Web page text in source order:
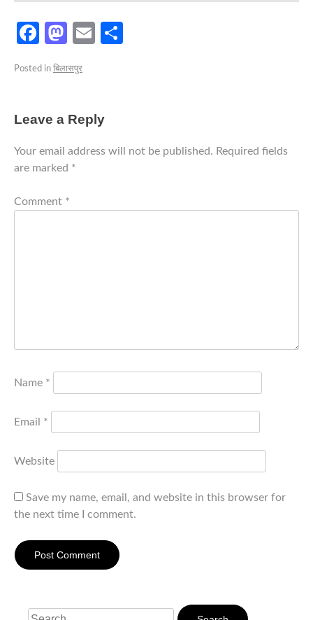
Facebook
Mastodon
Email
Posted in बिलासपुर
Leave a Reply
Your email address will not be published. Required fields
are marked *
Comment *
Name *
Email *
Website
Save my name, email, and website in this browser for
the next time I comment.
Search